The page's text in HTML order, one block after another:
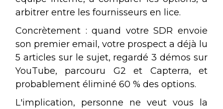
arbitrer entre les fournisseurs en lice.
Concrètement : quand votre SDR envoie
son premier email, votre prospect a déjà lu
5 articles sur le sujet, regardé 3 démos sur
YouTube, parcouru G2 et Capterra, et
probablement éliminé 60 % des options.
L'implication, personne ne veut vous la